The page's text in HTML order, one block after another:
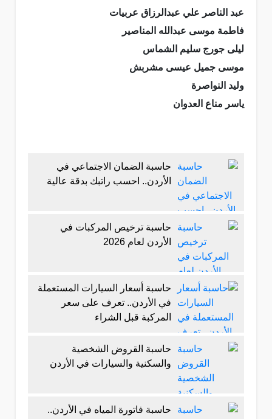
عبد الناصر علي عبدالرزاق عربيات
فاطمة موسى عبدالله المناصير
ليلى جورج سليم الشماس
موسى جميل عيسى مشربش
وليد النواصرة
ياسر مناع العدوان
حاسبة الضمان الاجتماعي في
الأردن.. احسب راتبك بدقة عالية
حاسبة ترخيص المركبات في
الأردن لعام 2026
حاسبة أسعار السيارات المستعملة
في الأردن.. تعرف على سعر
المركبة قبل الشراء
حاسبة القروض الشخصية
والسكنية والسيارات في الأردن
حاسبة فاتورة المياه في الأردن..